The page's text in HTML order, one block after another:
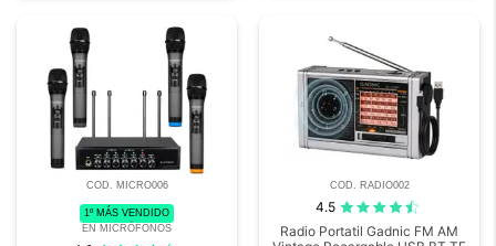
COD. MICRO006
1º MÁS VENDIDO
EN MICRÓFONOS
COD. RADIO002
4.5
Radio Portatil Gadnic FM AM